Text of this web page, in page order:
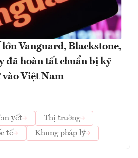
Vanguard, Blackstone,
đã hoàn tất chuẩn bị kỹ
Việt Nam
yết
Thị trường
tế Khung pháp lý